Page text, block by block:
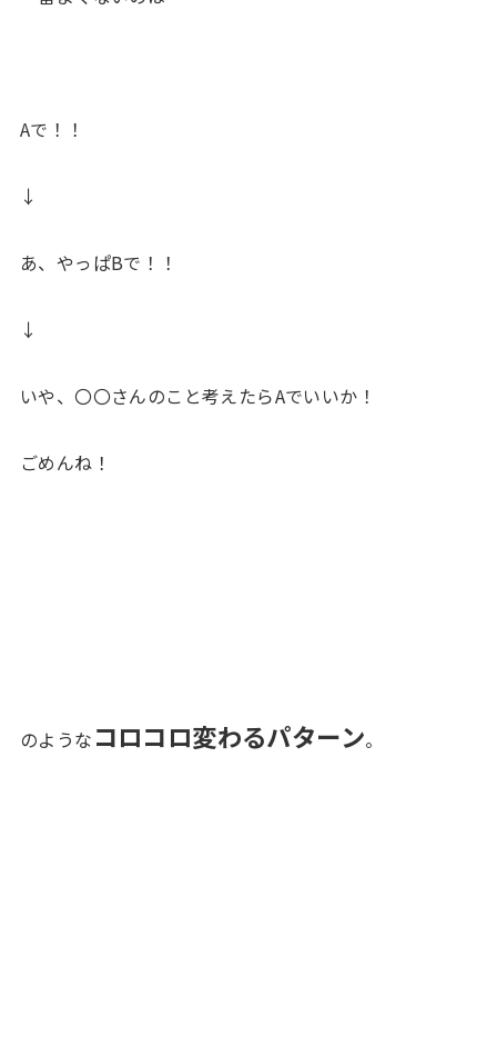
Aで！！
↓
あ、やっぱBで！！
↓
いや、〇〇さんのこと考えたらAでいいか！
ごめんね！
のような コロコロ変わるパターン。